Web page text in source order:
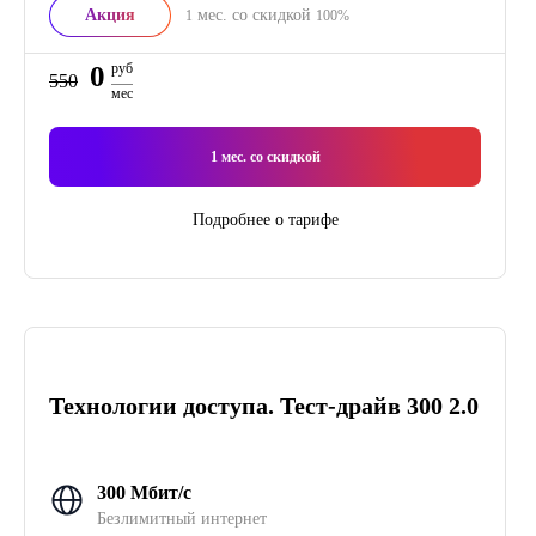
Акция 1 мес. со скидкой 100%
550 0 руб
мес
1мес. со скидкой
Подробнее о тарифе
Технологии доступа. Тест-драйв 300 2.0
300 Мбит/с
Безлимитный интернет